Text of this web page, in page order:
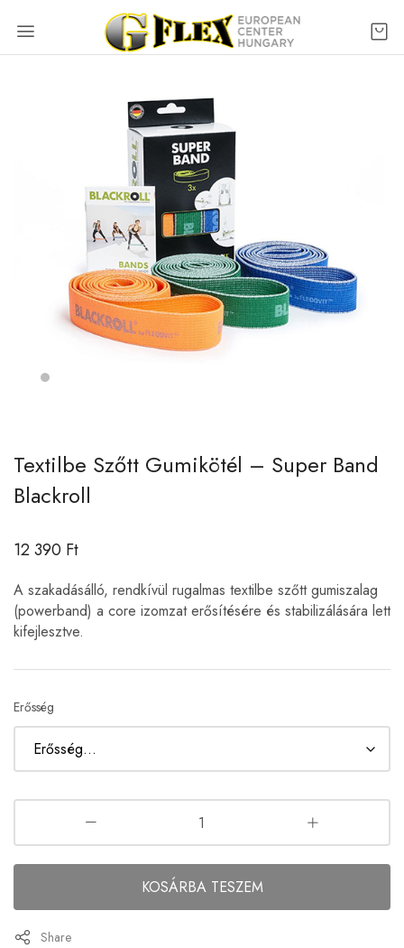
Textilbe Szőtt Gumikötél – Super Band
Blackroll
12 390 Ft
A szakadásálló, rendkívül rugalmas textilbe szőtt gumiszalag
(powerband) a core izomzat erősítésére és stabilizálására lett
kifejlesztve.
Erősség
KOSÁRBA TESZEM
Share